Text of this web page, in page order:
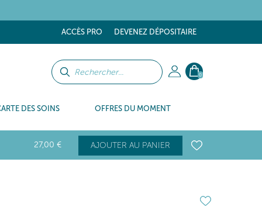
ACCÈS PRO DEVENEZ DÉPOSITAIRE
0
DES SOINS OFFRES DU MOMENT
27,00 € AJOUTER AU PANIER